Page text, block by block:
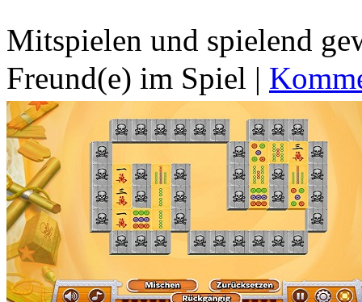
Mitspielen und spielend
Freund(e) im Spiel |